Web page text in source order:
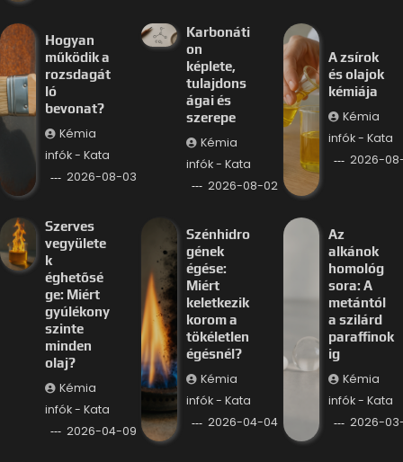
Hogyan
működik a
rozsdagát
ló
bevonat?
Kémia
infók - Kata
2026-08-03
Karbonáti
on
képlete,
tulajdons
ágai és
szerepe
Kémia
infók - Kata
2026-08-02
A zsírok
és olajok
kémiája
Kémia
infók - Kata
2026-
Szerves
vegyülete
k
éghetősé
ge: Miért
gyúlékony
szinte
minden
olaj?
Kémia
infók - Kata
2026-04-09
Szénhidro
gének
égése:
Miért
keletkezik
korom a
tökéletlen
égésnél?
Kémia
infók - Kata
2026-04-04
Az
alkánok
homológ
sora: A
metántól
a szilárd
paraffinok
ig
Kémia
infók - Kata
2026-